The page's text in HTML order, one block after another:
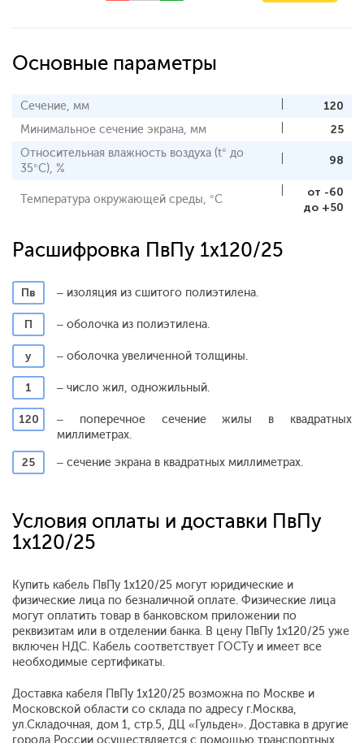
Основные параметры
Сечение, мм
120
Минимальное сечение экрана, мм
25
Относительная влажность воздуха (t° до
35°С), %
98
Температура окружающей среды, °С
от -60
до +50
Расшифровка ПвПу 1x120/25
Пв – изоляция из сшитого полиэтилена.
П – оболочка из полиэтилена.
у – оболочка увеличенной толщины.
1 – число жил, одножильный.
120
– поперечное сечение жилы в квадратных
миллиметрах.
25
– сечение экрана в квадратных миллиметрах.
Условия оплаты и доставки ПвПу
1x120/25
Купить кабель ПвПу 1x120/25 могут юридические и
физические лица по безналичной оплате. Физические лица
могут оплатить товар в банковском приложении по
реквизитам или в отделении банка. В цену ПвПу 1x120/25 уже
включен НДС. Кабель соответствует ГОСТу и имеет все
необходимые сертификаты.
Доставка кабеля ПвПу 1x120/25 возможна по Москве и
Московской области со склада по адресу г.Москва,
ул.Складочная, дом 1, стр.5, ДЦ «Гульден». Доставка в другие
города России осуществляется с помощью транспортных